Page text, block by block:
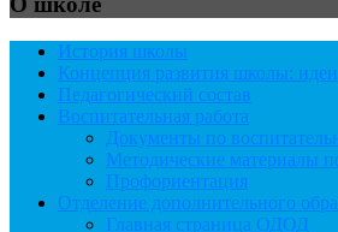
История школы
Концепция развития школы:
Педагогический состав
Воспитательная работа
Документы по
Методические материалы
Профориентация
Отделение дополнительного
Главная страница ОДОД